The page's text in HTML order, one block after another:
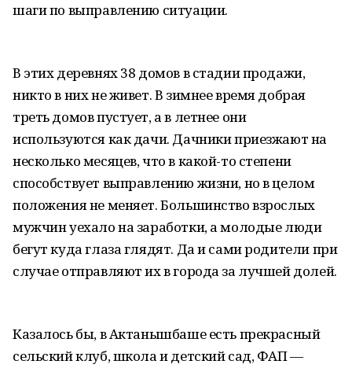
шаги по выправлению ситуации.
В этих деревнях 38 домов в стадии продажи,
никто в них не живет. В зимнее время добрая
треть домов пустует, а в летнее они
используются как дачи. Дачники приезжают на
несколько месяцев, что в какой-то степени
способствует выправлению жизни, но в целом
положения не меняет. Большинство взрослых
мужчин уехало на заработки, а молодые люди
бегут куда глаза глядят. Да и сами родители при
случае отправляют их в города за лучшей долей.
Казалось бы, в Актанышбаше есть прекрасный
сельский клуб, школа и детский сад, ФАП —